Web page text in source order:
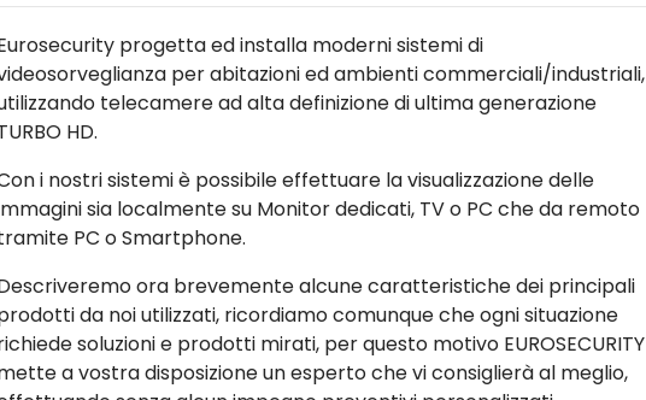
progetta ed installa moderni sistemi di
per abitazioni ed ambienti commerciali/industriali,
telecamere ad alta definizione di ultima generazione
HD.
i nostri sistemi è possibile effettuare la visualizzazione delle
sia localmente su Monitor dedicati, TV o PC che da remoto
PC o Smartphone.
ora brevemente alcune caratteristiche dei principali
da noi utilizzati, ricordiamo comunque che ogni situazione
soluzioni e prodotti mirati, per questo motivo EUROSECURITY
a vostra disposizione un esperto che vi consiglierà al meglio,